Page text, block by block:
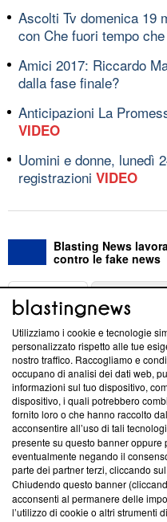
Ascolti Tv domenica 19
con Che fuori tempo
Amici 2017: Riccardo
dalla fase finale?
Anticipazioni La
VIDEO
Uomini e donne, lunedì
registrazioni VIDEO
Blasting News
contro le fake news
ABOUT
Questa sezione offre
News, sui nostri processi
creare news di qualità.
‘Trust Project - News with
ancora membro del
parte; Trust Project non ha
conformità agli standard.
Su di noi
Team editoriale
Utilizziamo i cookie e tecnologie
personalizzato rispetto alle tue
nostro traffico. Raccogliamo e
occupano di analisi dei dati web,
informazioni sul tuo dispositivo,
dispositivo, i quali potrebbero
fornito loro o che hanno raccolto
acconsentire all’uso di tali
presente su questo banner
eventualmente negando il
parte dei partner terzi, cliccando
Chiudendo questo banner
acconsenti al permanere delle
l’utilizzo di cookie o altri strumenti